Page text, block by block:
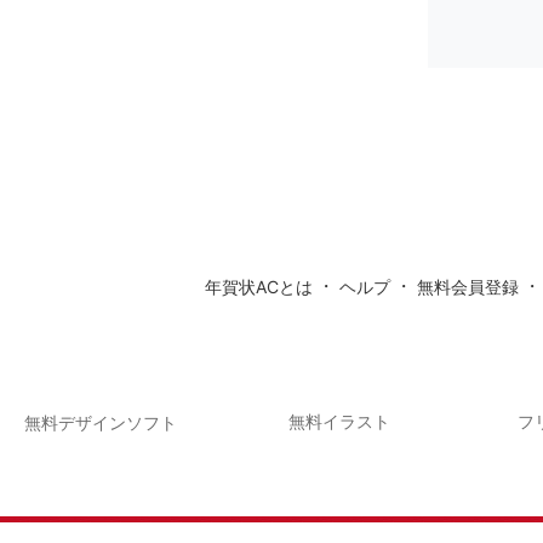
年賀状ACとは ・ ヘルプ・ 無料会員登録
無料デザインソフト 無料イラスト フ